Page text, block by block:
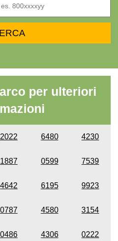
per ulteriori
2022 6480 4230
1887 0599 7539
4642 6195 9923
0787 4580 3154
0486 4306 0222